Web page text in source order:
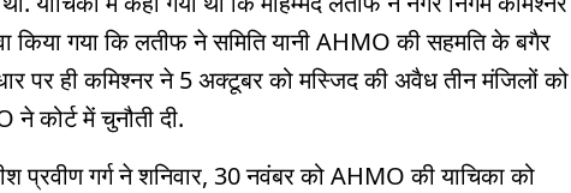
किया गया कि लतीफ ने समिति यानी AHMO की सहमति के बगैर
पर ही कमिश्नर ने 5 अक्टूबर को मस्जिद की अवैध तीन मंजिलों को
कोर्ट में चुनौती दी.
प्रवीण गर्ग ने शनिवार, 30 नवंबर को AHMO की याचिका को